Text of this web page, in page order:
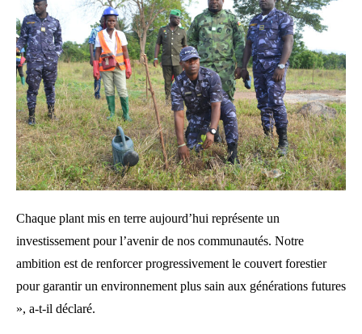
Chaque plant mis en terre aujourd’hui représente un
investissement pour l’avenir de nos communautés. Notre
ambition est de renforcer progressivement le couvert forestier
pour garantir un environnement plus sain aux générations futures
», a-t-il déclaré.